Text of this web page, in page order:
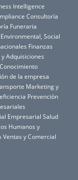
Intelligence
Consultoría
Funeraria
Environmental, Social
Finanzas
y Adquisiciones
de la empresa
Marketing y
Prevención
Empresarial Salud
Humanos y
Ventas y Comercial